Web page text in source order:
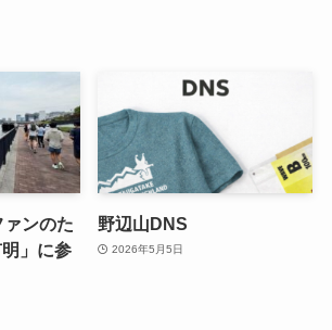
ァンのた
」に参
野辺山DNS
2026年5月5日